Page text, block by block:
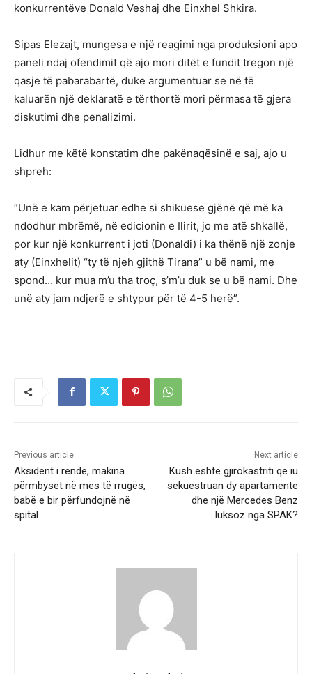
konkurrentëve Donald Veshaj dhe Einxhel Shkira.
Sipas Elezajt, mungesa e një reagimi nga produksioni apo
paneli ndaj ofendimit që ajo mori ditët e fundit tregon një
qasje të pabarabartë, duke argumentuar se në të
kaluarën një deklaratë e tërthortë mori përmasa të gjera
diskutimi dhe penalizimi.
Lidhur me këtë konstatim dhe pakënaqësinë e saj, ajo u
shpreh:
“Unë e kam përjetuar edhe si shikuese gjënë që më ka
ndodhur mbrëmë, në edicionin e Ilirit, jo me atë shkallë,
por kur një konkurrent i joti (Donaldi) i ka thënë një zonje
aty (Einxhelit) “ty të njeh gjithë Tirana” u bë nami, me
spond… kur mua m’u tha troç, s’m’u duk se u bë nami. Dhe
unë aty jam ndjerë e shtypur për të 4-5 herë”.
Previous article
Aksident i rëndë, makina
përmbyset në mes të rrugës,
babë e bir përfundojnë në
spital
Next article
Kush është gjirokastriti që iu
sekuestruan dy apartamente
dhe një Mercedes Benz
luksoz nga SPAK?